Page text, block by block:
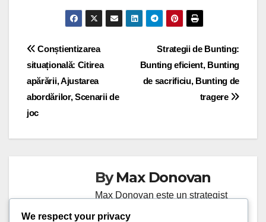
Post
navigation
Strategii de Bunting:
Bunting eficient, Bunting
de sacrificiu, Bunting de
tragere
Conștientizarea
situațională: Citirea
apărării, Ajustarea
abordărilor, Scenarii de
joc
ByMax Donovan
Max Donovan este un strategist
și scriitor pasionat de baseball,
We respect your privacy